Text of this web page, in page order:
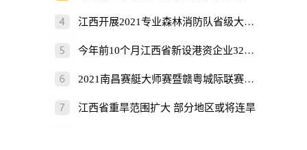
江西开展2021专业森林消防队省级大比武
今年前10个月江西省新设港资企业325家
2021南昌赛艇大师赛暨赣粤城际联赛开赛
江西省重旱范围扩大 部分地区或将连旱